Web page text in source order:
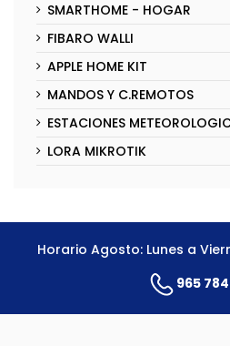
SMARTHOME - HOGAR
FIBARO WALLI
APPLE HOME KIT
MANDOS Y C.REMOTOS
ESTACIONES
LORA MIKROTIK
Horario Agosto: Lunes a
965